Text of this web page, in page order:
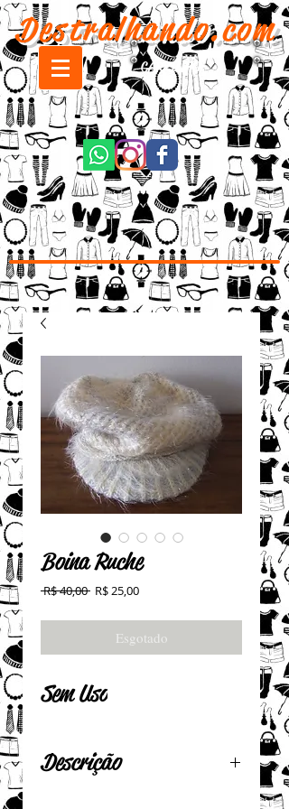
Destralhando.com
CARRINHO:
Boina Ruche
R$ 40,00 Preço
R$ 25,00Preço
Esgotado
Sem Uso
Descrição